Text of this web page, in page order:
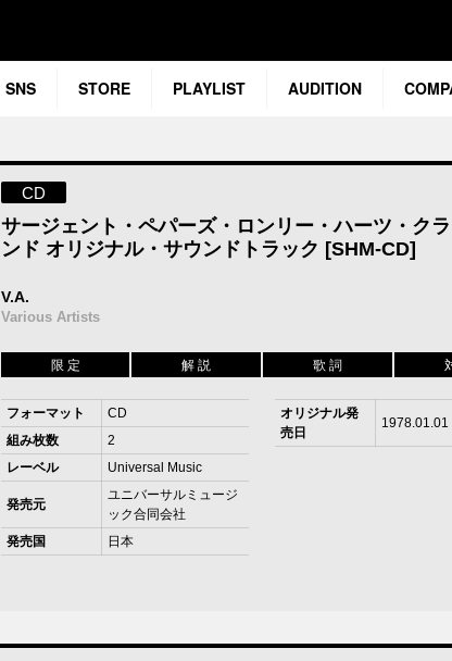
SNS STORE PLAYLIST AUDITION
CD
サージェント・ペパーズ・ロンリー・ハーツ・ク
ンド オリジナル・サウンドトラック [SHM-CD]
V.A.
Various Artists
限 定 解 説 歌 詞
フォーマット
CD
組み枚数
2
レーベル
Universal Music
発売元
ユニバーサルミュージ
ック合同会社
発売国
日本
オリジナル発
売日
1978.01.01